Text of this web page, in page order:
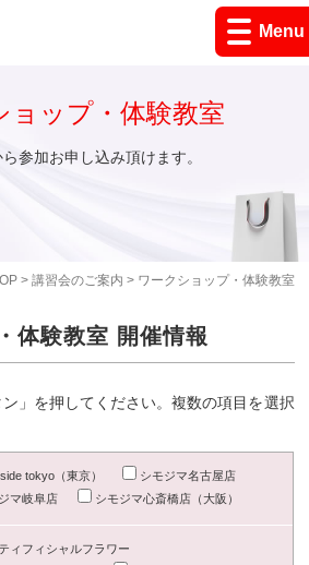
Menu
> 講習会のご案内 > ワークショップ・体験教室
ョップ・体験教室
参加お申し込み頂けます。
体験教室 開催情報
」を押してください。複数の項目を選択
tokyo（東京）
シモジマ名古屋店
マ岐阜店
シモジマ心斎橋店（大阪）
ィフィシャルフラワー